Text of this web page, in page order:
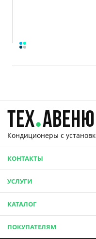
Кондиционеры с
КОНТАКТЫ
УСЛУГИ
КАТАЛОГ
ПОКУПАТЕЛЯМ